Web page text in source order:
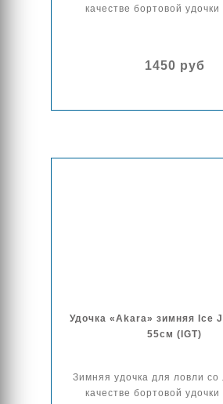
качестве бортовой удочки
1450 руб
Удочка «Akara» зимняя Ice
55см (IGT)
Зимняя удочка для ловли со
качестве бортовой удочки